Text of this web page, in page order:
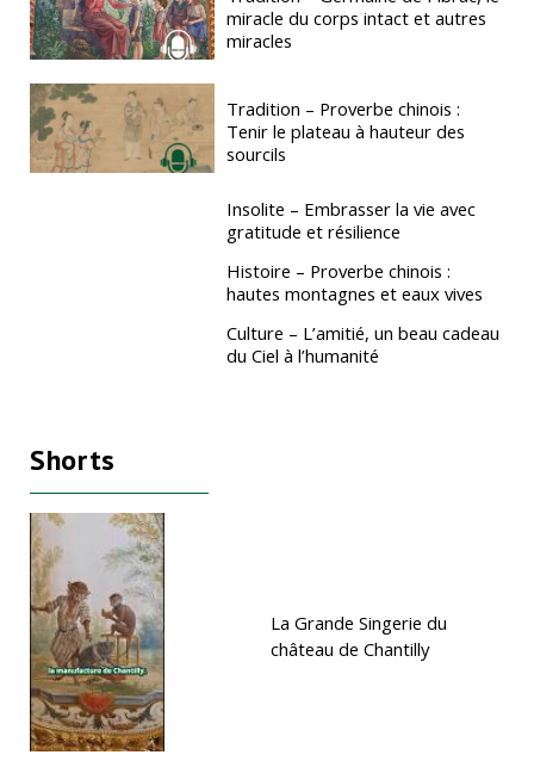
miracle du corps intact et autres
miracles
Tradition – Proverbe chinois :
Tenir le plateau à hauteur des
sourcils
Insolite – Embrasser la vie avec
gratitude et résilience
Histoire – Proverbe chinois :
hautes montagnes et eaux vives
Culture – L’amitié, un beau cadeau
du Ciel à l’humanité
Shorts
La Grande Singerie du
château de Chantilly